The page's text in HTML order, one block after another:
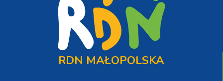
RDN MAŁOPOLSKA